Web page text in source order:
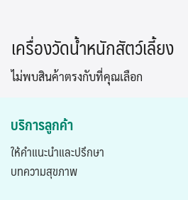
content
เครื่องวัดน้ำหนักสัตว์เลี้ยง
ไม่พบสินค้าตรงกับที่คุณเลือก
บริการลูกค้า
ให้คำแนะนำและปรึกษา
บทความสุขภาพ